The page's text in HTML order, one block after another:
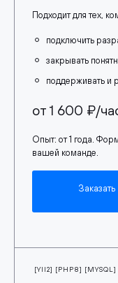
Подходит для тех,
подключить
закрывать
поддерживать и
от 1 600 ₽/
Опыт: от 1 года.
вашей команде.
Заказать
[YII2] [PHP8] [MYSQL]